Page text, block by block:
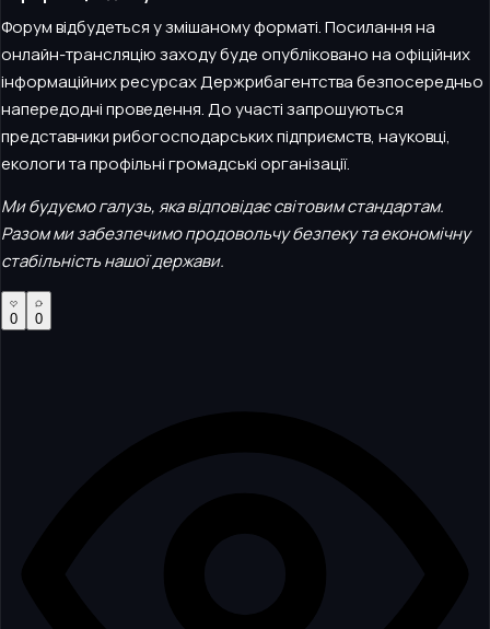
Форум відбудеться у змішаному форматі. Посилання на
онлайн-трансляцію заходу буде опубліковано на офіційних
інформаційних ресурсах Держрибагентства безпосередньо
напередодні проведення. До участі запрошуються
представники рибогосподарських підприємств, науковці,
екологи та профільні громадські організації.
Ми будуємо галузь, яка відповідає світовим стандартам.
Разом ми забезпечимо продовольчу безпеку та економічну
стабільність нашої держави.
0 0